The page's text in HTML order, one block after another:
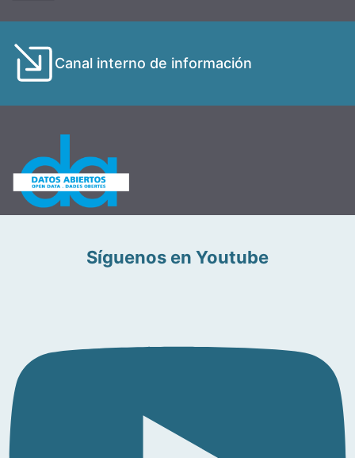
Canal interno de información
Síguenos en Youtube